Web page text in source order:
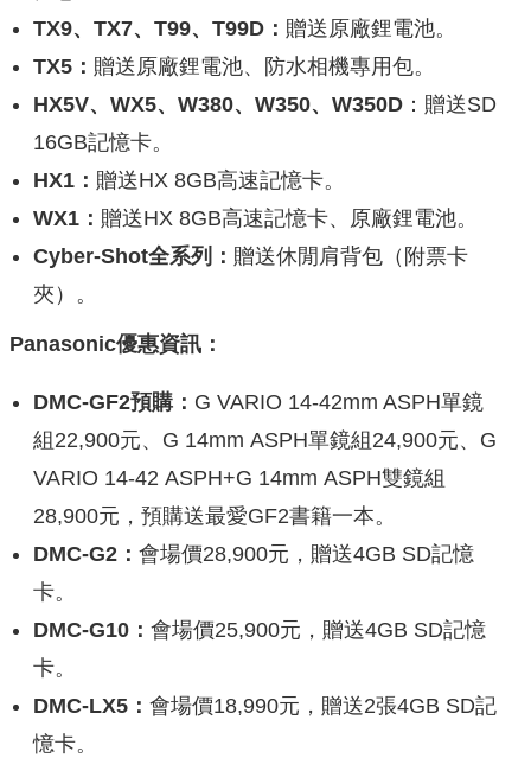
TX9、TX7、T99、T99D： 贈送原廠鋰電池。
TX5： 贈送原廠鋰電池、防水相機專用包。
HX5V、WX5、W380、W350、W350D ：贈送SD
16GB記憶卡。
HX1： 贈送HX 8GB高速記憶卡。
WX1： 贈送HX 8GB高速記憶卡、原廠鋰電池。
Cyber-Shot全系列： 贈送休閒肩背包（附票卡
夾）。
Panasonic優惠資訊：
DMC-GF2預購： G VARIO 14-42mm ASPH單鏡
組22,900元、G 14mm ASPH單鏡組24,900元、G
VARIO 14-42 ASPH+G 14mm ASPH雙鏡組
28,900元，預購送最愛GF2書籍一本。
DMC-G2： 會場價28,900元，贈送4GB SD記憶
卡。
DMC-G10： 會場價25,900元，贈送4GB SD記憶
卡。
DMC-LX5： 會場價18,990元，贈送2張4GB SD記
憶卡。